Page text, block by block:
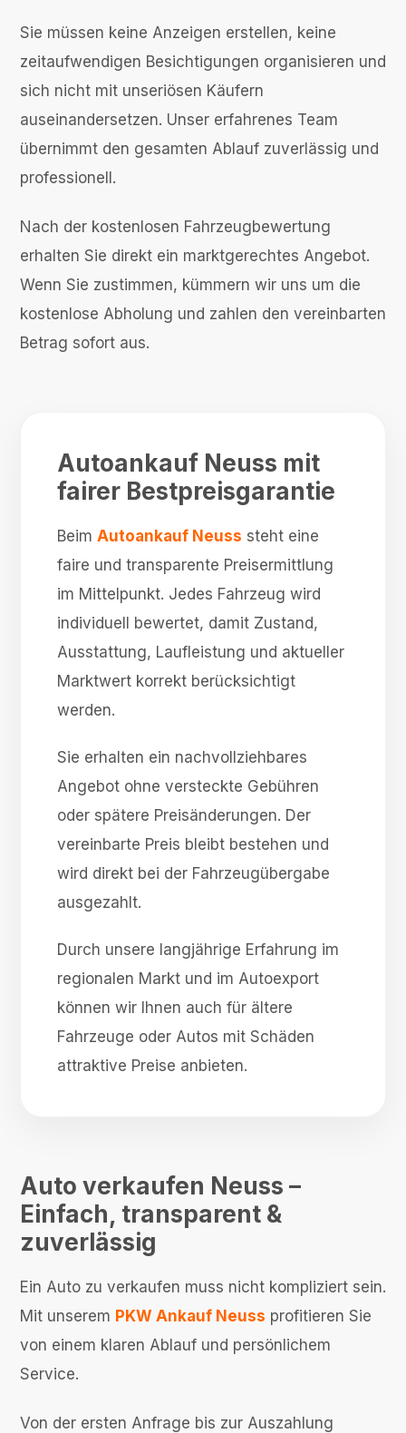
Sie müssen keine Anzeigen erstellen, keine
zeitaufwendigen Besichtigungen organisieren und
sich nicht mit unseriösen Käufern
auseinandersetzen. Unser erfahrenes Team
übernimmt den gesamten Ablauf zuverlässig und
professionell.
Nach der kostenlosen Fahrzeugbewertung
erhalten Sie direkt ein marktgerechtes Angebot.
Wenn Sie zustimmen, kümmern wir uns um die
kostenlose Abholung und zahlen den vereinbarten
Betrag sofort aus.
Autoankauf Neuss mit
fairer Bestpreisgarantie
Beim Autoankauf Neuss steht eine
faire und transparente Preisermittlung
im Mittelpunkt. Jedes Fahrzeug wird
individuell bewertet, damit Zustand,
Ausstattung, Laufleistung und aktueller
Marktwert korrekt berücksichtigt
werden.
Sie erhalten ein nachvollziehbares
Angebot ohne versteckte Gebühren
oder spätere Preisänderungen. Der
vereinbarte Preis bleibt bestehen und
wird direkt bei der Fahrzeugübergabe
ausgezahlt.
Durch unsere langjährige Erfahrung im
regionalen Markt und im Autoexport
können wir Ihnen auch für ältere
Fahrzeuge oder Autos mit Schäden
attraktive Preise anbieten.
Auto verkaufen Neuss –
Einfach, transparent &
zuverlässig
Ein Auto zu verkaufen muss nicht kompliziert sein.
Mit unserem PKW Ankauf Neuss profitieren Sie
von einem klaren Ablauf und persönlichem
Service.
Von der ersten Anfrage bis zur Auszahlung